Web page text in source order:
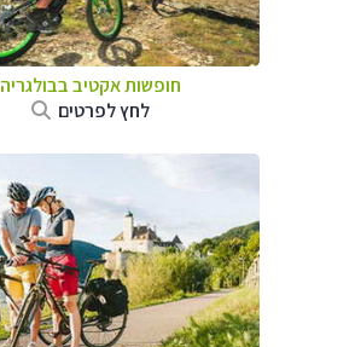
חופשות אקטיב בבולגריה
לחץ לפרטים